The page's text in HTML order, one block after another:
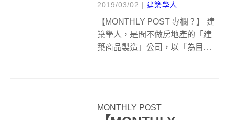
2019/03/02 | 建築學人
【MONTHLY POST 專欄？】 建
築學人，是間不做房地產的「建
築商品製造」公司，以「為目標
大家聊建築、設計、美學，分享
MONTHLY POST